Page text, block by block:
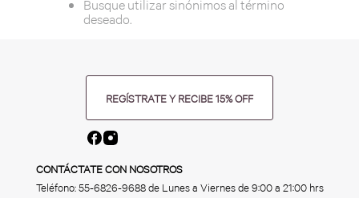
Busque utilizar sinónimos al término
deseado.
REGÍSTRATE Y RECIBE 15% OFF
CONTÁCTATE CON NOSOTROS
Teléfono:55-6826-9688de Lunes a Viernes de 9:00 a 21:00 hrs